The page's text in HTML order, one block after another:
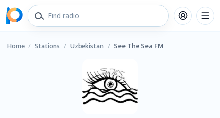
Home / Stations / Uzbekistan / See The Sea FM